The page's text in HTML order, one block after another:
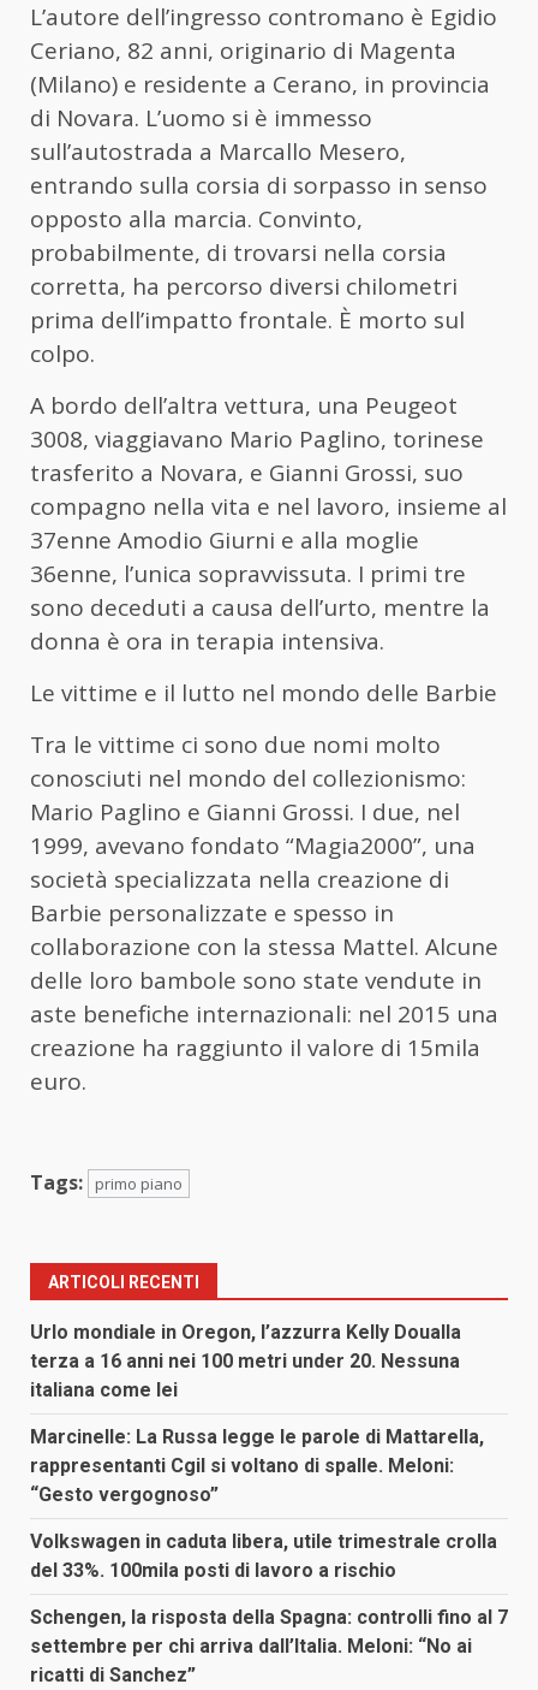
L’autore dell’ingresso contromano è Egidio
Ceriano, 82 anni, originario di Magenta
(Milano) e residente a Cerano, in provincia
di Novara. L’uomo si è immesso
sull’autostrada a Marcallo Mesero,
entrando sulla corsia di sorpasso in senso
opposto alla marcia. Convinto,
probabilmente, di trovarsi nella corsia
corretta, ha percorso diversi chilometri
prima dell’impatto frontale. È morto sul
colpo.
A bordo dell’altra vettura, una Peugeot
3008, viaggiavano Mario Paglino, torinese
trasferito a Novara, e Gianni Grossi, suo
compagno nella vita e nel lavoro, insieme al
37enne Amodio Giurni e alla moglie
36enne, l’unica sopravvissuta. I primi tre
sono deceduti a causa dell’urto, mentre la
donna è ora in terapia intensiva.
Le vittime e il lutto nel mondo delle Barbie
Tra le vittime ci sono due nomi molto
conosciuti nel mondo del collezionismo:
Mario Paglino e Gianni Grossi. I due, nel
1999, avevano fondato “Magia2000”, una
società specializzata nella creazione di
Barbie personalizzate e spesso in
collaborazione con la stessa Mattel. Alcune
delle loro bambole sono state vendute in
aste benefiche internazionali: nel 2015 una
creazione ha raggiunto il valore di 15mila
euro.
Tags: primo piano
ARTICOLI RECENTI
Urlo mondiale in Oregon, l’azzurra Kelly Doualla
terza a 16 anni nei 100 metri under 20. Nessuna
italiana come lei
Marcinelle: La Russa legge le parole di Mattarella,
rappresentanti Cgil si voltano di spalle. Meloni:
“Gesto vergognoso”
Volkswagen in caduta libera, utile trimestrale crolla
del 33%. 100mila posti di lavoro a rischio
Schengen, la risposta della Spagna: controlli fino al 7
settembre per chi arriva dall’Italia. Meloni: “No ai
ricatti di Sanchez”